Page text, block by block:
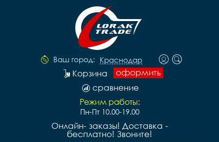
Ваш город: Краснодар
оформить
Корзина
сравнение
Режим работы:
Пн-Пт 10.00-19.00
Онлайн- заказы! Доставка -
бесплатно! Звоните!